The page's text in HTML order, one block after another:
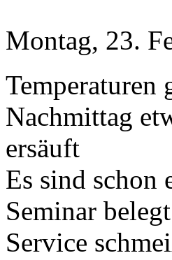
Montag, 23.
Temperaturen
Nachmittag
ersäuft
Es sind schon
Seminar
Service